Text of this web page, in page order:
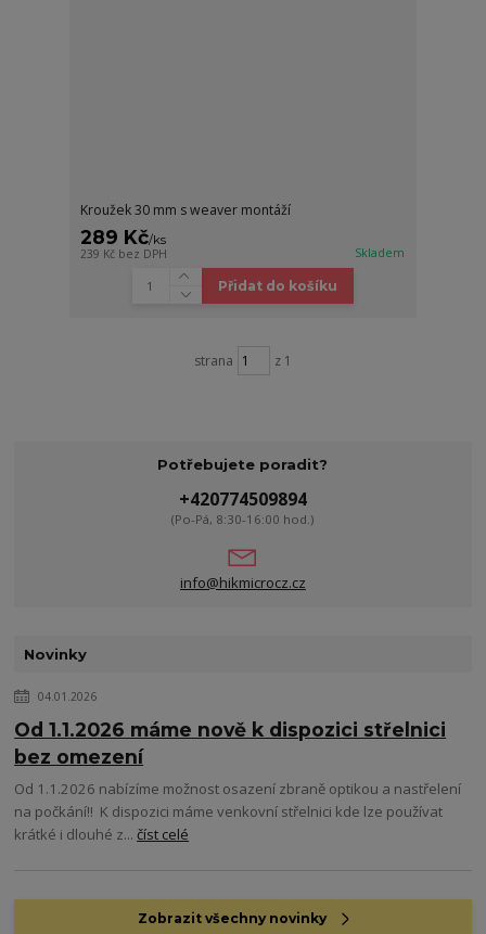
Kroužek 30 mm s weaver montáží
289 Kč/ks
239 Kč bez DPH Skladem
Přidat do košíku
strana z 1
Potřebujete poradit?
+420774509894
(Po-Pá, 8:30-16:00 hod.)
info@hikmicrocz.cz
Novinky
04.01.2026
Od 1.1.2026 máme nově k dispozici střelnici
bez omezení
Od 1.1.2026 nabízíme možnost osazení zbraně optikou a nastřelení
na počkání!! K dispozici máme venkovní střelnici kde lze používat
krátké i dlouhé z...číst celé
Zobrazit všechny novinky